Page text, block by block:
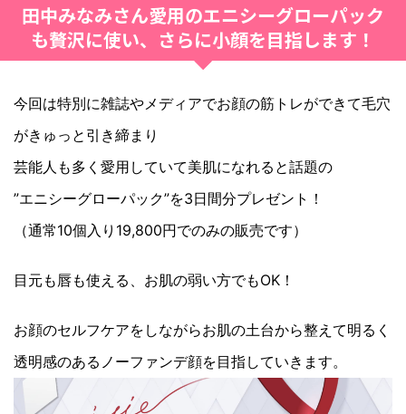
田中みなみさん愛用のエニシーグローパック
も贅沢に使い、さらに小顔を目指します！
今回は特別に雑誌やメディアでお顔の筋トレができて毛穴
がきゅっと引き締まり
芸能人も多く愛用していて美肌になれると話題の
”エニシーグローパック”を3日間分プレゼント！
（通常10個入り19,800円でのみの販売です）
目元も唇も使える、お肌の弱い方でもOK！
お顔のセルフケアをしながらお肌の土台から整えて明るく
透明感のあるノーファンデ顔を目指していきます。